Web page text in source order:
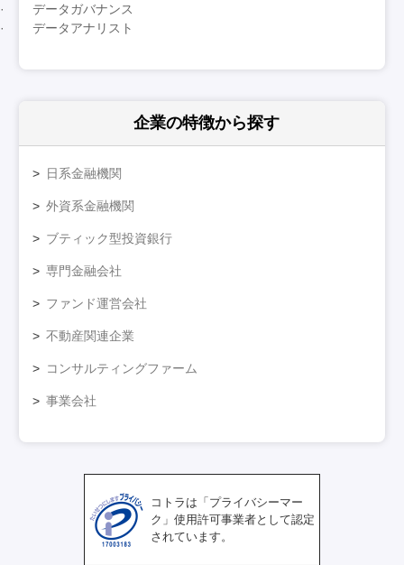
データガバナンス
データアナリスト
企業の特徴から探す
日系金融機関
外資系金融機関
ブティック型投資銀行
専門金融会社
ファンド運営会社
不動産関連企業
コンサルティングファーム
事業会社
コトラは「プライバシーマー
ク」使用許可事業者として認定
されています。